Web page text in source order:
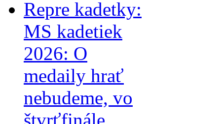
Repre kadetky:
MS kadetiek
2026: O
medaily hrať
nebudeme, vo